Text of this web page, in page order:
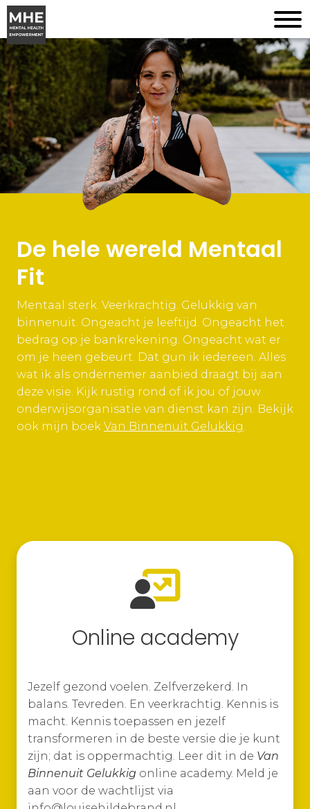
De hele wereld Mentaal
Fit
Mentaal sterk. Veerkrachtig. Gelukkig van
binnenuit. Ongeacht je leeftijd. Ongeacht het
bedrag op je bankrekening. Ongeacht wat er
om je heen gebeurt. Dat gun ik iedereen. Alles
wat ik als ondernemer aanbied draagt bij aan
deze visie. Kijk rustig rond of ik jou of jouw
onderwijsorganisatie van dienst kan zijn. Bekijk
ook mijn boek Van Binnenuit Gelukkig.
Online academy
Jezelf gezond voelen. Zelfverzekerd. In
balans. Tevreden. En veerkrachtig. Kennis is
macht. Kennis toepassen en jezelf
transformeren in de beste versie die je kunt
zijn; dat is oppermachtig. Leer dit in de Van
Binnenuit Gelukkig online academy. Meld je
aan voor de wachtlijst via